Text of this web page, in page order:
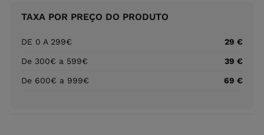
TAXA POR PREÇO DO PRODUTO
DE 0 A 299€ 29 €
De 300€ a 599€ 39 €
De 600€ a 999€ 69 €